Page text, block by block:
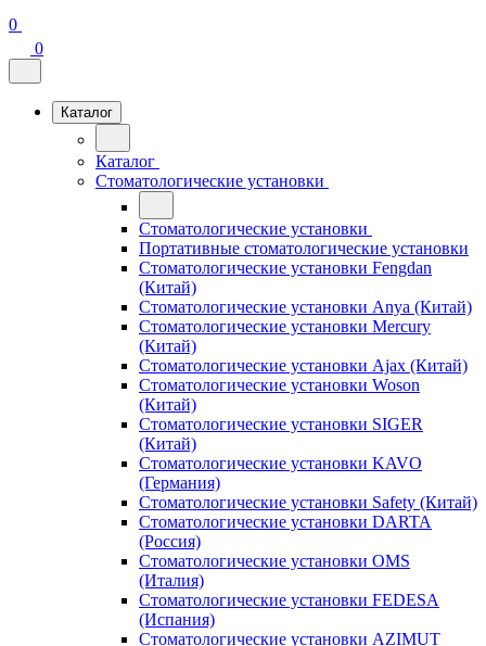
0
0
Каталог
Каталог
Стоматологические установки
Стоматологические установки
Портативные стоматологические установки
Стоматологические установки Fengdan
(Китай)
Стоматологические установки Anya (Китай)
Стоматологические установки Mercury
(Китай)
Стоматологические установки Ajax (Китай)
Стоматологические установки Woson
(Китай)
Стоматологические установки SIGER
(Китай)
Стоматологические установки KAVO
(Германия)
Стоматологические установки Safety (Китай)
Стоматологические установки DARTA
(Россия)
Стоматологические установки OMS
(Италия)
Стоматологические установки FEDESA
(Испания)
Стоматологические установки AZIMUT